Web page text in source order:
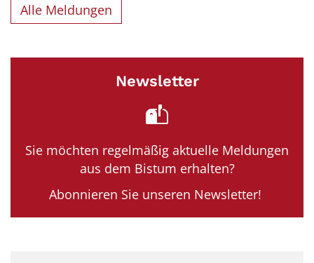
Alle Meldungen
Newsletter
Sie möchten regelmäßig aktuelle Meldungen
aus dem Bistum erhalten?
Abonnieren Sie unseren Newsletter!